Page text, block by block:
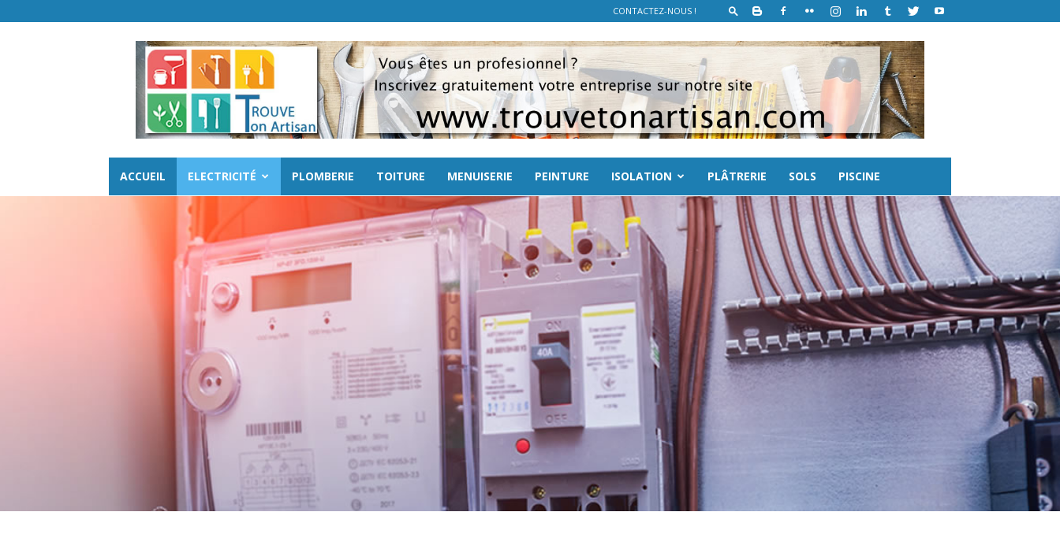
CONTACTEZ-NOUS !
ACCUEIL ELECTRICITÉ PLOMBERIE TOITURE MENUISERIE PEINTURE ISOLATION PLÂTRERIE SOLS PISCINE